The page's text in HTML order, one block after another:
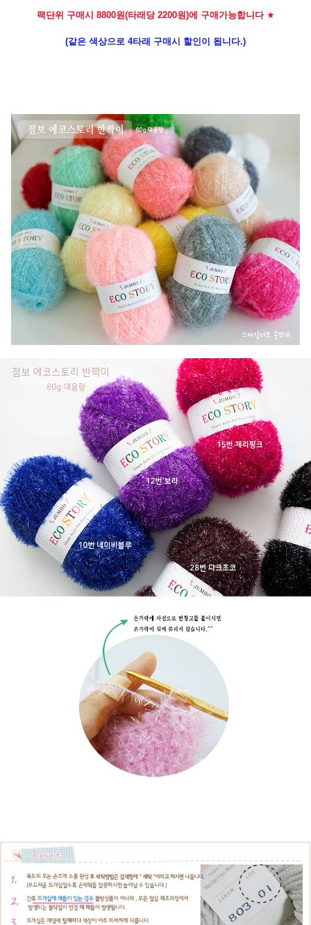
팩단위 구매시 8800원(타래당 2200원)에 구매가능합니다★
(같은 색상으로 4타래 구매시 할인이 됩니다.)